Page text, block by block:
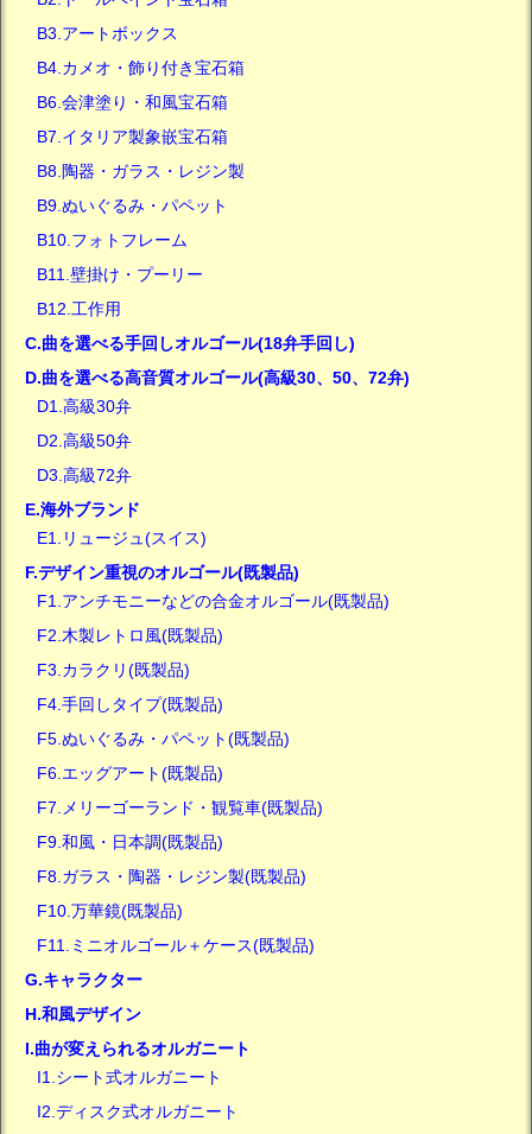
B3.アートボックス
B4.カメオ・飾り付き宝石箱
B6.会津塗り・和風宝石箱
B7.イタリア製象嵌宝石箱
B8.陶器・ガラス・レジン製
B9.ぬいぐるみ・パペット
B10.フォトフレーム
B11.壁掛け・プーリー
B12.工作用
C.曲を選べる手回しオルゴール(18弁手回し)
D.曲を選べる高音質オルゴール(高級30、50、72弁)
D1.高級30弁
D2.高級50弁
D3.高級72弁
E.海外ブランド
E1.リュージュ(スイス)
F.デザイン重視のオルゴール(既製品)
F1.アンチモニーなどの合金オルゴール(既製品)
F2.木製レトロ風(既製品)
F3.カラクリ(既製品)
F4.手回しタイプ(既製品)
F5.ぬいぐるみ・パペット(既製品)
F6.エッグアート(既製品)
F7.メリーゴーランド・観覧車(既製品)
F9.和風・日本調(既製品)
F8.ガラス・陶器・レジン製(既製品)
F10.万華鏡(既製品)
F11.ミニオルゴール＋ケース(既製品)
G.キャラクター
H.和風デザイン
I.曲が変えられるオルガニート
I1.シート式オルガニート
I2.ディスク式オルガニート